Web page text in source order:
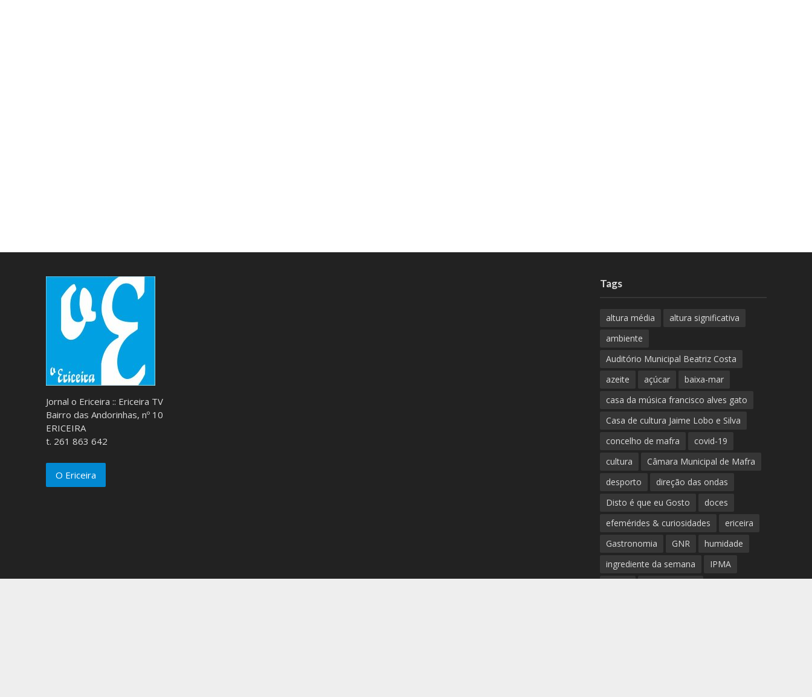
Jornal o Ericeira :: Ericeira TV
Bairro das Andorinhas, nº 10
ERICEIRA
t. 261 863 642
O Ericeira
Tags
altura média
altura significativa
ambiente
Auditório Municipal Beatriz Costa
azeite
açúcar
baixa-mar
casa da música francisco alves gato
Casa de cultura Jaime Lobo e Silva
concelho de mafra
covid-19
cultura
Câmara Municipal de Mafra
desporto
direção das ondas
Disto é que eu Gosto
doces
efemérides & curiosidades
ericeira
Gastronomia
GNR
humidade
ingrediente da semana
IPMA